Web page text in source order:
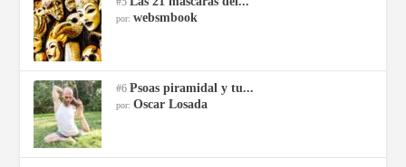
por:websmbook
#6Psoas piramidal y tu...
por:Oscar Losada